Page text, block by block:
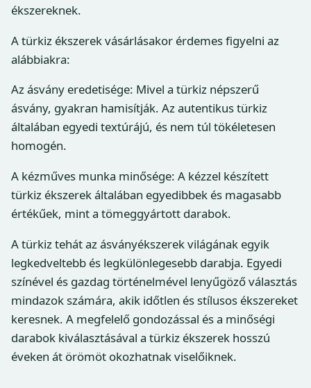
ékszereknek.
A türkiz ékszerek vásárlásakor érdemes figyelni az
alábbiakra:
Az ásvány eredetisége: Mivel a türkiz népszerű
ásvány, gyakran hamisítják. Az autentikus türkiz
általában egyedi textúrájú, és nem túl tökéletesen
homogén.
A kézműves munka minősége: A kézzel készített
türkiz ékszerek általában egyedibbek és magasabb
értékűek, mint a tömeggyártott darabok.
A türkiz tehát az ásványékszerek világának egyik
legkedveltebb és legkülönlegesebb darabja. Egyedi
színével és gazdag történelmével lenyűgöző választás
mindazok számára, akik időtlen és stílusos ékszereket
keresnek. A megfelelő gondozással és a minőségi
darabok kiválasztásával a türkiz ékszerek hosszú
éveken át örömöt okozhatnak viselőiknek.